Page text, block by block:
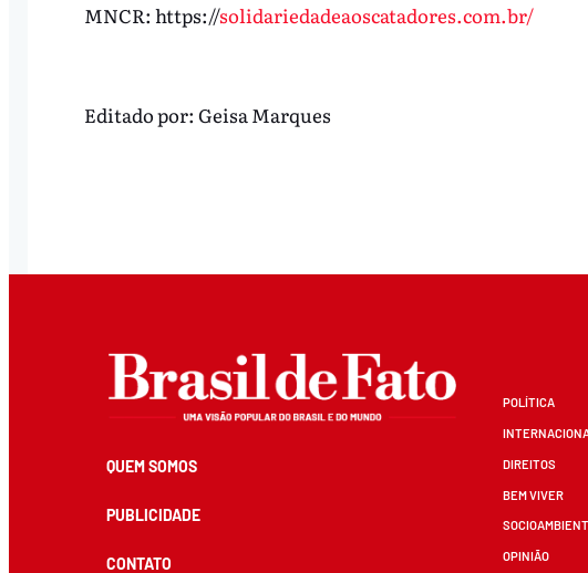
MNCR: https://solidariedadeaoscatadores.com.br/
Editado por: Geisa Marques
QUEM SOMOS
PUBLICIDADE
CONTATO
POLÍTICA
DIREITOS
BEM VIVER
OPINIÃO